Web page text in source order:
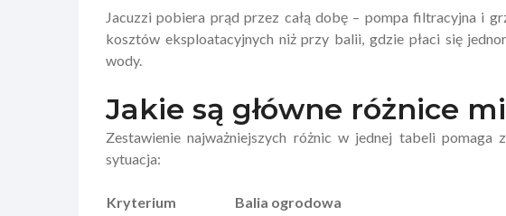
Jacuzzi pobiera prąd przez całą dobę – pompa filtracyjna i
kosztów eksploatacyjnych niż przy balii, gdzie płaci się
wody.
Jakie są główne różnice
Zestawienie najważniejszych różnic w jednej tabeli
sytuacja:
Kryterium Balia ogrodowa